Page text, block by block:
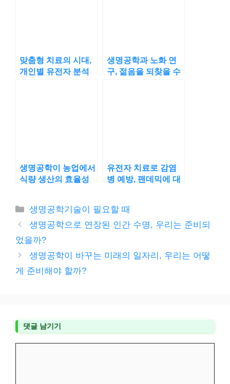
맞춤형 치료의 시대,
개인별 유전자 분석
생명공학과 노화 연
구, 젊음을 되찾을 수
생명공학이 농업에서
식량 생산의 효율성
유전자 치료로 감염
병 예방, 팬데믹에 대
카
테
리
생명공학기술이 필요할 때
생명공학으로 연장된 인간 수명, 우리는 준비되
었을까?
생명공학이 바꾸는 미래의 일자리, 우리는 어떻
게 준비해야 할까?
댓글 남기기